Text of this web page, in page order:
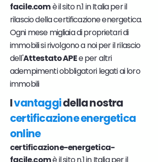
facile.comè il sito n.1 in Italia per il
rilascio della certificazione energetica.
Ogni mese migliaia di proprietari di
immobili si rivolgono a noi per il rilascio
dell'Attestato APEe per altri
adempimenti obbligatori legati ai loro
immobili
Ivantaggidella nostra
certificazione energetica
online
certificazione-energetica-